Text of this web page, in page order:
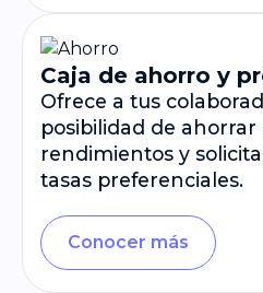
Caja de ahorro y
Ofrece a tus
posibilidad de
rendimientos y
tasas preferenciales.
Conocer más